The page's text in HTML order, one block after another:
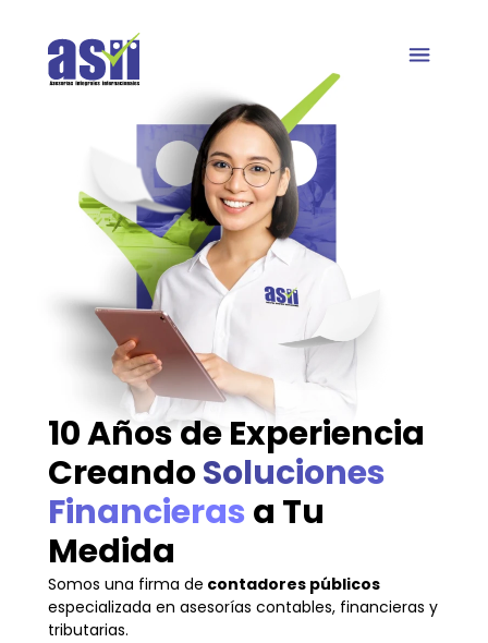
10 Años de Experiencia
CreandoSoluciones
Financieras a Tu
Medida
Somos una firma de contadores públicos
especializada en asesorías contables, financieras y
tributarias.